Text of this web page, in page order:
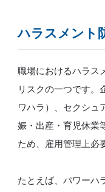
ハラスメント
職場におけるハラス
リスクの一つです。
ワハラ）、セクシュ
娠・出産・育児休業
ため、雇用管理上必
たとえば、パワーハ